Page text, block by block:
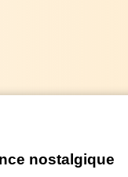
nostalgique